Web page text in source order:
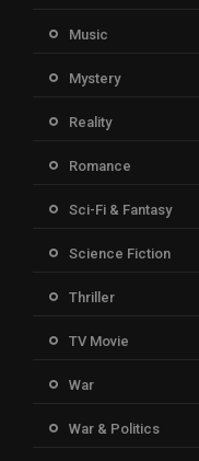
Music
Mystery
Reality
Romance
Sci-Fi & Fantasy
Science Fiction
Thriller
TV Movie
War
War & Politics